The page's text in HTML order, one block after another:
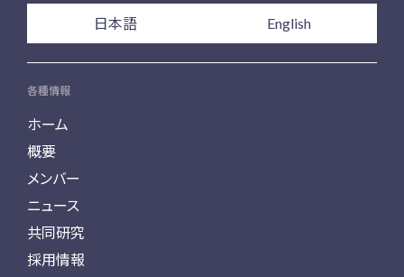
日本語 English
各種情報
ホーム
概要
メンバー
ニュース
共同研究
採用情報